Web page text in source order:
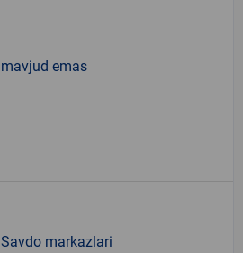
mavjud emas
Savdo markazlari